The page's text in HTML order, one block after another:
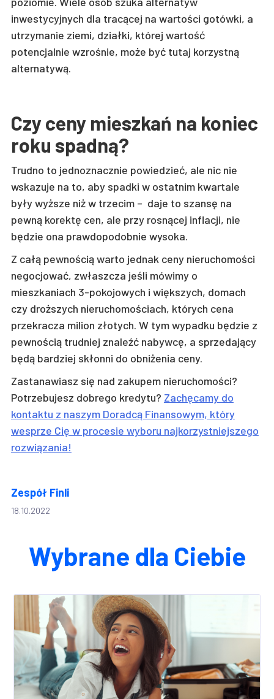
inwestycyjnych dla tracącej na wartości gotówki, a
utrzymanie ziemi, działki, której wartość
potencjalnie wzrośnie, może być tutaj korzystną
alternatywą.
Czy ceny mieszkań na koniec
roku spadną?
Trudno to jednoznacznie powiedzieć, ale nic nie
wskazuje na to, aby spadki w ostatnim kwartale
były wyższe niż w trzecim – daje to szansę na
pewną korektę cen, ale przy rosnącej inflacji, nie
będzie ona prawdopodobnie wysoka.
Z całą pewnością warto jednak ceny nieruchomości
negocjować, zwłaszcza jeśli mówimy o
mieszkaniach 3-pokojowych i większych, domach
czy droższych nieruchomościach, których cena
przekracza milion złotych. W tym wypadku będzie z
pewnością trudniej znaleźć nabywcę, a sprzedający
będą bardziej skłonni do obniżenia ceny.
Zastanawiasz się nad zakupem nieruchomości?
Potrzebujesz dobrego kredytu? Zachęcamy do
kontaktu z naszym Doradcą Finansowym, który
wesprze Cię w procesie wyboru najkorzystniejszego
rozwiązania!
Zespół Finli
18.10.2022
Wybrane dla Ciebie